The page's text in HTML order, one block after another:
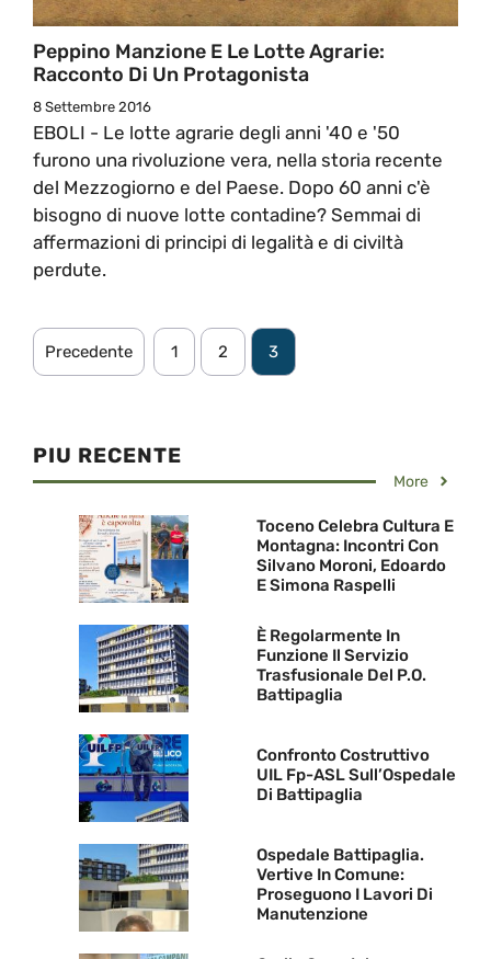
Peppino Manzione E Le Lotte Agrarie:
Racconto Di Un Protagonista
8 Settembre 2016
EBOLI - Le lotte agrarie degli anni '40 e '50
furono una rivoluzione vera, nella storia recente
del Mezzogiorno e del Paese. Dopo 60 anni c'è
bisogno di nuove lotte contadine? Semmai di
affermazioni di principi di legalità e di civiltà
perdute.
Precedente 1 2 3
PIU RECENTE
More
Toceno Celebra Cultura E
Montagna: Incontri Con
Silvano Moroni, Edoardo
E Simona Raspelli
È Regolarmente In
Funzione Il Servizio
Trasfusionale Del P.O.
Battipaglia
Confronto Costruttivo
UIL Fp-ASL Sull’Ospedale
Di Battipaglia
Ospedale Battipaglia.
Vertive In Comune:
Proseguono I Lavori Di
Manutenzione